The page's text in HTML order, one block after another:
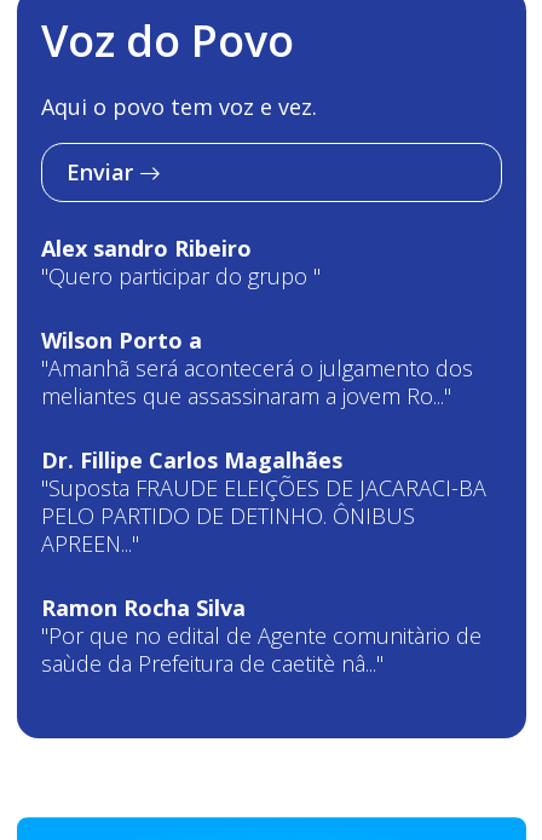
Voz do Povo
Aqui o povo tem voz e vez.
Enviar
Alex sandro Ribeiro
"Quero participar do grupo "
Wilson Porto a
"Amanhã será acontecerá o julgamento dos
meliantes que assassinaram a jovem Ro..."
Dr. Fillipe Carlos Magalhães
"Suposta FRAUDE ELEIÇÕES DE JACARACI-BA
PELO PARTIDO DE DETINHO. ÔNIBUS
APREEN..."
Ramon Rocha Silva
"Por que no edital de Agente comunitàrio de
saùde da Prefeitura de caetitè nâ..."